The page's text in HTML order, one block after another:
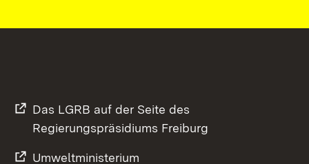
Das LGRB auf der Seite des
Regierungspräsidiums Freiburg
Umweltministerium